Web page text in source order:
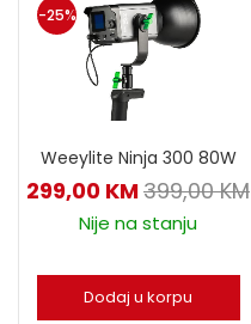
-25%
Weeylite Ninja 300 80W
299,00 KM399,00KM
Nije na stanju
Dodaj u korpu